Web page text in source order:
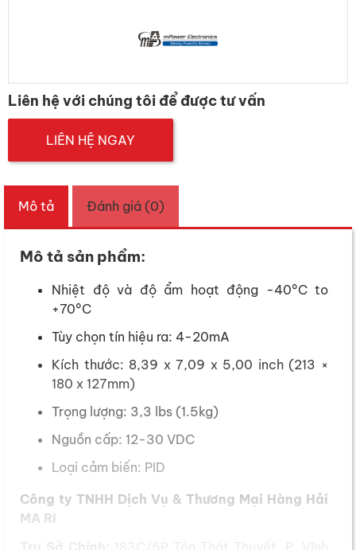
Liên hệ với chúng tôi để được tư vấn
LIÊN HỆ NGAY
Mô tả Đánh giá (0)
Mô tả sản phẩm:
Nhiệt độ và độ ẩm hoạt động -40°C to
+70°C
Tùy chọn tín hiệu ra: 4-20mA
Kích thước: 8,39 x 7,09 x 5,00 inch (213 ×
180 x 127mm)
Trọng lượng: 3,3 lbs (1.5kg)
Nguồn cấp: 12-30 VDC
Loại cảm biến: PID
Công ty TNHH Dịch Vụ & Thương Mại Hàng Hải
MA RI